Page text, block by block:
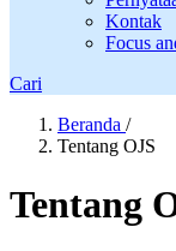
Kontak
Focus
Cari
Beranda /
Tentang OJS
Tentang